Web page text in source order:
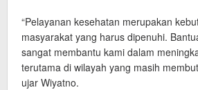
“Pelayanan kesehatan merupakan
masyarakat yang harus dipenuhi.
sangat membantu kami dalam
terutama di wilayah yang masih
ujar Wiyatno.